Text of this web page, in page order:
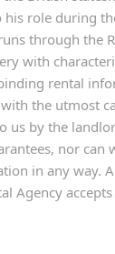
role during
through the
with
rental
the utmost
us by the
nor can
in any way.
Agency